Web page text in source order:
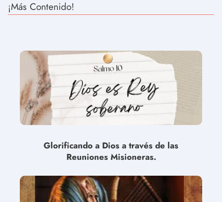
¡Más Contenido!
Glorificando a Dios a través de las
Reuniones Misioneras.